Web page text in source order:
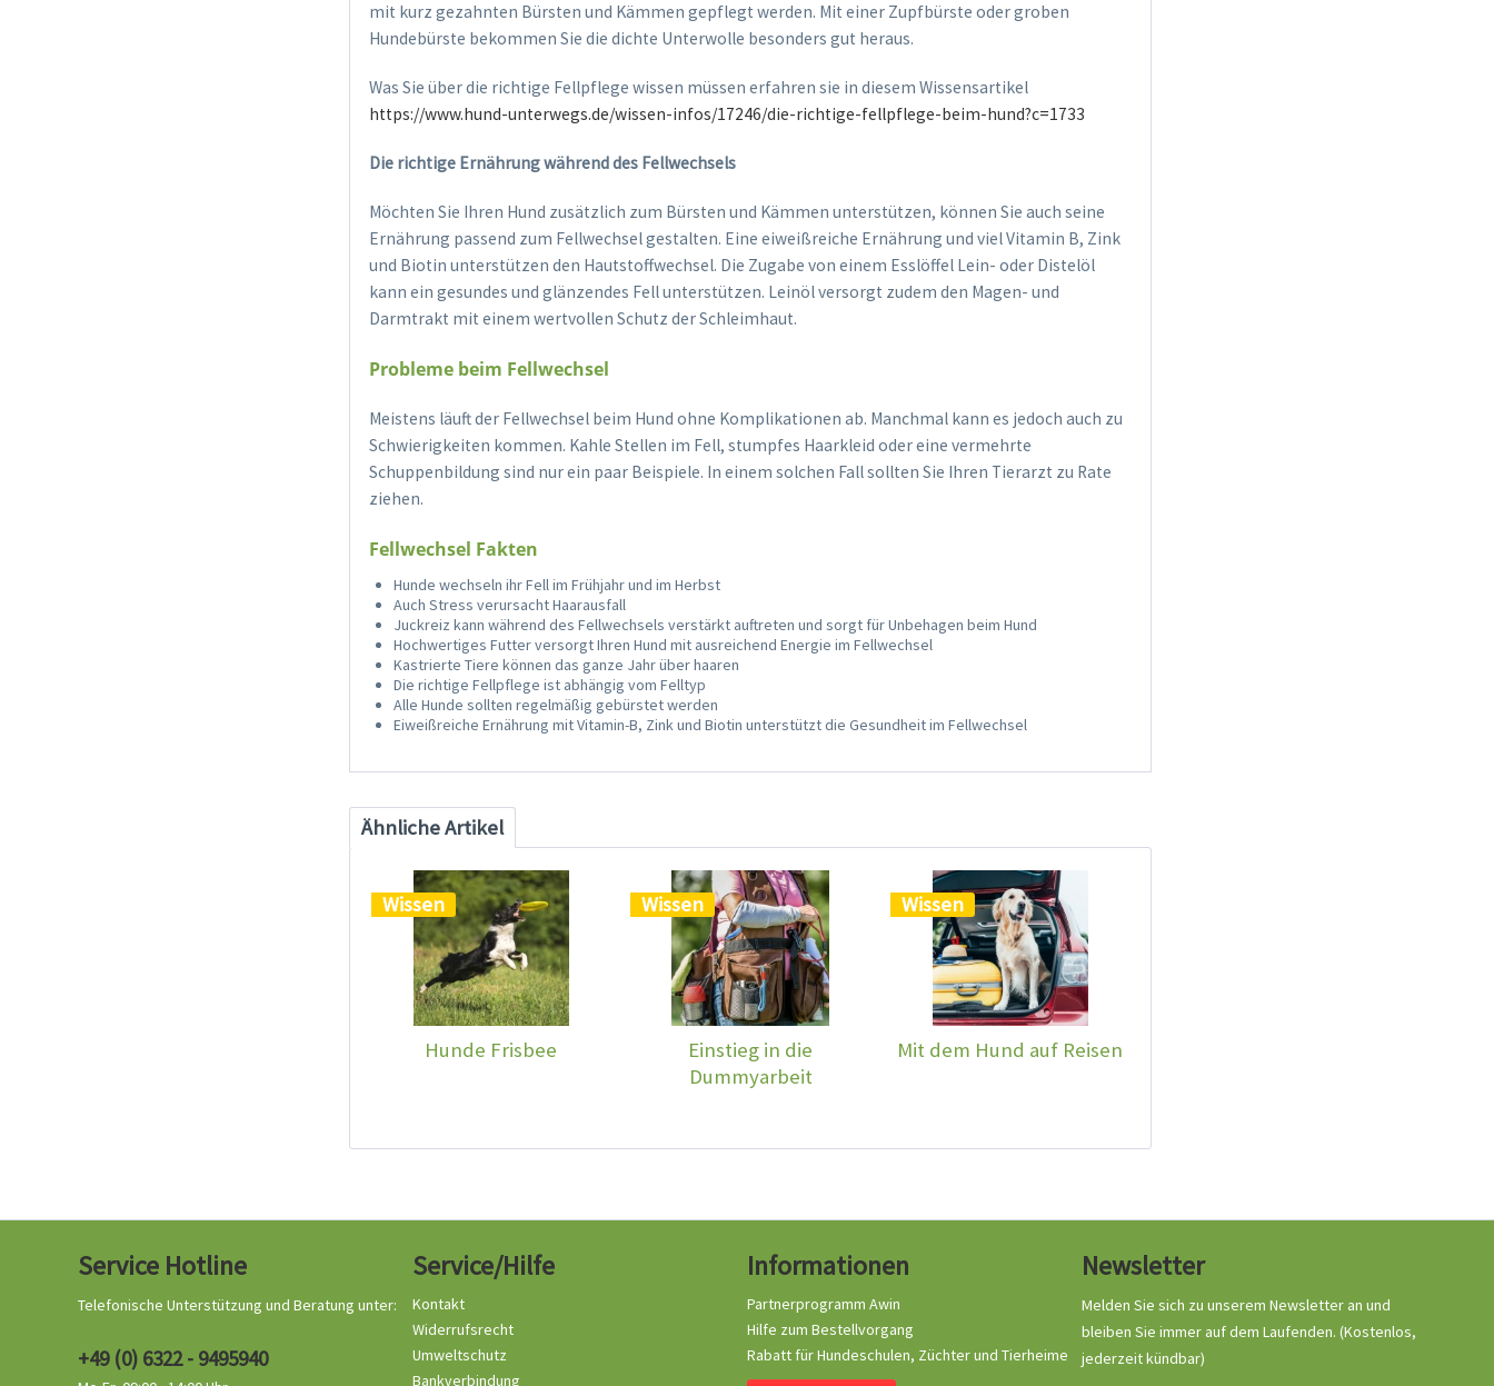
mit kurz gezahnten Bürsten und Kämmen gepflegt werden. Mit einer Zupfbürste oder groben
Hundebürste bekommen Sie die dichte Unterwolle besonders gut heraus.
Was Sie über die richtige Fellpflege wissen müssen erfahren sie in diesem Wissensartikel
https://www.hund-unterwegs.de/wissen-infos/17246/die-richtige-fellpflege-beim-hund?c=1733
Die richtige Ernährung während des Fellwechsels
Möchten Sie Ihren Hund zusätzlich zum Bürsten und Kämmen unterstützen, können Sie auch seine
Ernährung passend zum Fellwechsel gestalten. Eine eiweißreiche Ernährung und viel Vitamin B, Zink
und Biotin unterstützen den Hautstoffwechsel. Die Zugabe von einem Esslöffel Lein- oder Distelöl
kann ein gesundes und glänzendes Fell unterstützen. Leinöl versorgt zudem den Magen- und
Darmtrakt mit einem wertvollen Schutz der Schleimhaut.
Probleme beim Fellwechsel
Meistens läuft der Fellwechsel beim Hund ohne Komplikationen ab. Manchmal kann es jedoch auch zu
Schwierigkeiten kommen. Kahle Stellen im Fell, stumpfes Haarkleid oder eine vermehrte
Schuppenbildung sind nur ein paar Beispiele. In einem solchen Fall sollten Sie Ihren Tierarzt zu Rate
ziehen.
Fellwechsel Fakten
Hunde wechseln ihr Fell im Frühjahr und im Herbst
Auch Stress verursacht Haarausfall
Juckreiz kann während des Fellwechsels verstärkt auftreten und sorgt für Unbehagen beim Hund
Hochwertiges Futter versorgt Ihren Hund mit ausreichend Energie im Fellwechsel
Kastrierte Tiere können das ganze Jahr über haaren
Die richtige Fellpflege ist abhängig vom Felltyp
Alle Hunde sollten regelmäßig gebürstet werden
Eiweißreiche Ernährung mit Vitamin-B, Zink und Biotin unterstützt die Gesundheit im Fellwechsel
Ähnliche Artikel
Wissen
Hunde Frisbee
Wissen
Einstieg in die
Dummyarbeit
Wissen
Mit dem Hund auf Reisen
Service Hotline
Telefonische Unterstützung und Beratung unter:
+49 (0) 6322 - 9495940
Service/Hilfe
Kontakt
Widerrufsrecht
Umweltschutz
Bankverbindung
Informationen
Partnerprogramm Awin
Hilfe zum Bestellvorgang
Rabatt für Hundeschulen, Züchter und Tierheime
Newsletter
Melden Sie sich zu unserem Newsletter an und
bleiben Sie immer auf dem Laufenden. (Kostenlos,
jederzeit kündbar)